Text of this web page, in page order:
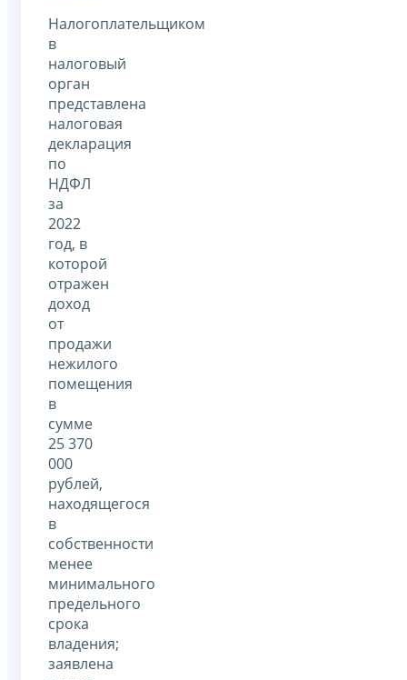
Налогоплательщиком
в
налоговый
орган
представлена
налоговая
декларация
по
НДФЛ
за
2022
год, в
которой
отражен
доход
от
продажи
нежилого
помещения
в
сумме
25 370
000
рублей,
находящегося
в
собственности
менее
минимального
предельного
срока
владения;
заявлена